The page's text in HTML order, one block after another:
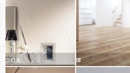
クロス 床